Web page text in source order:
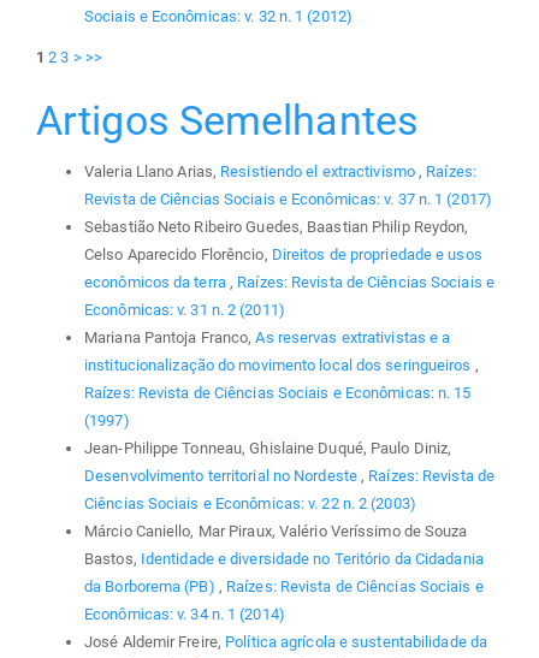
Sociais e Econômicas: v. 32 n. 1 (2012)
1 2 3 > >>
Artigos Semelhantes
Valeria Llano Arias, Resistiendo el extractivismo , Raízes:
Revista de Ciências Sociais e Econômicas: v. 37 n. 1 (2017)
Sebastião Neto Ribeiro Guedes, Baastian Philip Reydon,
Celso Aparecido Florêncio, Direitos de propriedade e usos
econômicos da terra , Raízes: Revista de Ciências Sociais e
Econômicas: v. 31 n. 2 (2011)
Mariana Pantoja Franco,As reservas extrativistas e a
institucionalização do movimento local dos seringueiros ,
Raízes: Revista de Ciências Sociais e Econômicas: n. 15
(1997)
Jean-Philippe Tonneau, Ghislaine Duqué, Paulo Diniz,
Desenvolvimento territorial no Nordeste , Raízes: Revista de
Ciências Sociais e Econômicas: v. 22 n. 2 (2003)
Márcio Caniello, Mar Piraux, Valério Veríssimo de Souza
Bastos, Identidade e diversidade no Teritório da Cidadania
da Borborema (PB) , Raízes: Revista de Ciências Sociais e
Econômicas: v. 34 n. 1 (2014)
José Aldemir Freire, Política agrícola e sustentabilidade da